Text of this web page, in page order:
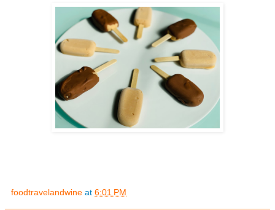
foodtravelandwine at 6:01 PM